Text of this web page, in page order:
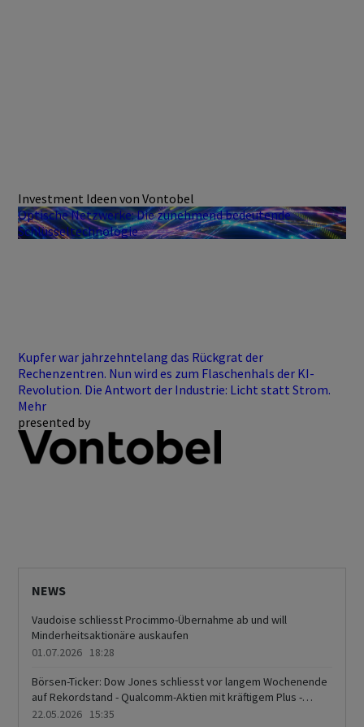
Investment Ideen von Vontobel
Optische Netzwerke: Die zunehmend bedeutende
Schlüsseltechnologie
Kupfer war jahrzehntelang das Rückgrat der
Rechenzentren. Nun wird es zum Flaschenhals der KI-
Revolution. Die Antwort der Industrie: Licht statt Strom.
Mehr
presented by
NEWS
Vaudoise schliesst Procimmo-Übernahme ab und will
Minderheitsaktionäre auskaufen
01.07.2026 18:28
Börsen-Ticker: Dow Jones schliesst vor langem Wochenende
auf Rekordstand - Qualcomm-Aktien mit kräftigem Plus -
Schweizer Aktienmarkt höher - Kurssprung bei Logitech und
22.05.2026 15:35